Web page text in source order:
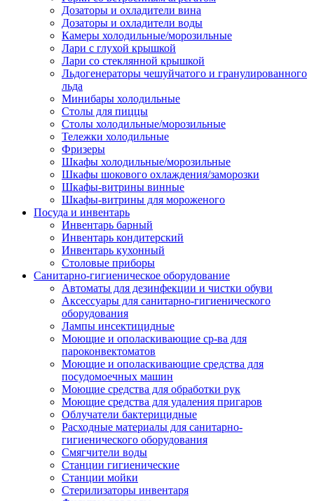
Дозаторы и охладители вина
Дозаторы и охладители воды
Камеры холодильные/морозильные
Лари с глухой крышкой
Лари со стеклянной крышкой
Льдогенераторы чешуйчатого и гранулированного
льда
Минибары холодильные
Столы для пиццы
Столы холодильные/морозильные
Тележки холодильные
Фризеры
Шкафы холодильные/морозильные
Шкафы шокового охлаждения/заморозки
Шкафы-витрины винные
Шкафы-витрины для мороженого
Посуда и инвентарь
Инвентарь барный
Инвентарь кондитерский
Инвентарь кухонный
Столовые приборы
Санитарно-гигиеническое оборудование
Автоматы для дезинфекции и чистки обуви
Аксессуары для санитарно-гигиенического
оборудования
Лампы инсектицидные
Моющие и ополаскивающие ср-ва для
пароконвектоматов
Моющие и ополаскивающие средства для
посудомоечных машин
Моющие средства для обработки рук
Моющие средства для удаления пригаров
Облучатели бактерицидные
Расходные материалы для санитарно-
гигиенического оборудования
Смягчители воды
Станции гигиенические
Станции мойки
Стерилизаторы инвентаря